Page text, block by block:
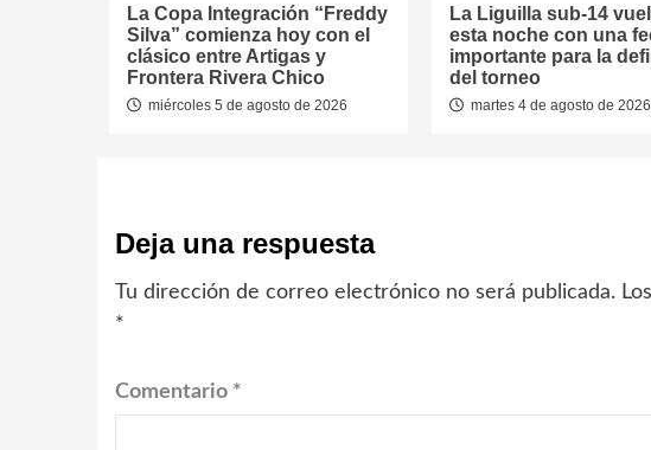
La Copa Integración “Freddy
Silva” comienza hoy con el
clásico entre Artigas y
Frontera Rivera Chico
miércoles 5 de agosto de 2026
La Liguilla sub-14
esta noche con una
importante para la
del torneo
martes 4 de agosto de 2026
Deja una respuesta
Tu dirección de correo electrónico no será publicada.
*
Comentario *